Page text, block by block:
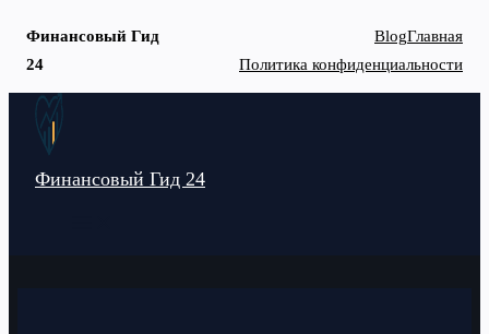
Финансовый Гид
24
BlogГлавная
Политика конфиденциальности
Перейти
Финансовый Гид 24